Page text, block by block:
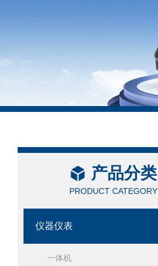
产品分类
PRODUCT CATEGORY
仪器仪表
一体机